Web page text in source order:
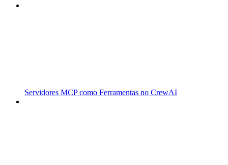
Servidores MCP como Ferramentas no CrewAI